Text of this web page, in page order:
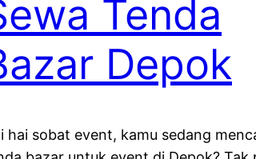
Tenda
Depok
hai sobat event, kamu sedang